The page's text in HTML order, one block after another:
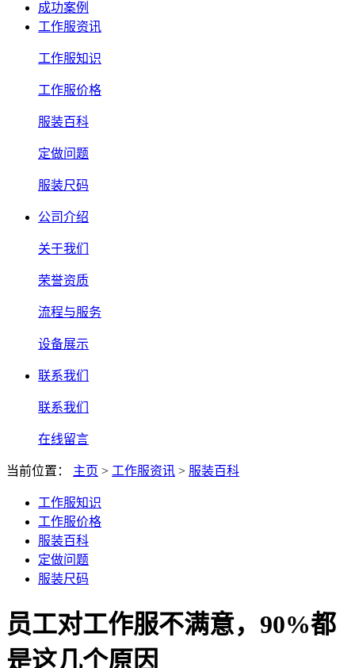
成功案例
工作服资讯
工作服知识
工作服价格
服装百科
定做问题
服装尺码
公司介绍
关于我们
荣誉资质
流程与服务
设备展示
联系我们
联系我们
在线留言
当前位置： 主页 > 工作服资讯 > 服装百科
工作服知识
工作服价格
服装百科
定做问题
服装尺码
员工对工作服不满意，90%都
是这几个原因